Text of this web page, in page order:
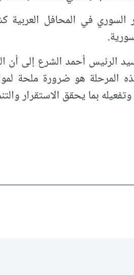
السوري في المحافل
الرئيس أحمد الشرع إلى
المرحلة هو ضرورة ملحة
بما يحقق الاستقرار